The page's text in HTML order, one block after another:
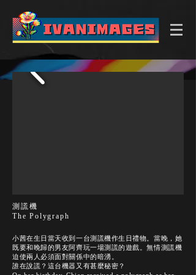
測謊機
The Polygraph
小茜在生日當天收到一台測謊機作生日禮物。當晚，她
既要和晚歸的男友阿齊玩一場測謊的遊戲。無情測謊機
迫使兩人必須面對關係中的暗湧。
誰在說謊？這台機器又有甚麼秘密？